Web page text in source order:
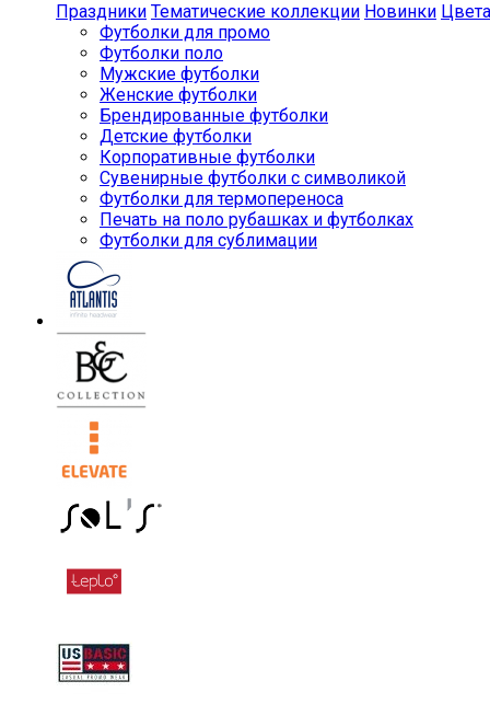
Праздники Тематические коллекции Новинки Цвета
Футболки для промо
Футболки поло
Мужские футболки
Женские футболки
Брендированные футболки
Детские футболки
Корпоративные футболки
Сувенирные футболки с символикой
Футболки для термопереноса
Печать на поло рубашках и футболках
Футболки для сублимации